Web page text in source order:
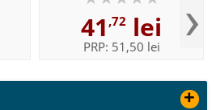
+
41 ,72 lei
PRP: 51,50 lei ›